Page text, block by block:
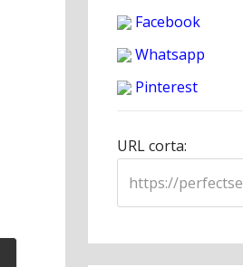
Facebook
Whatsapp
Pinterest
URL corta: